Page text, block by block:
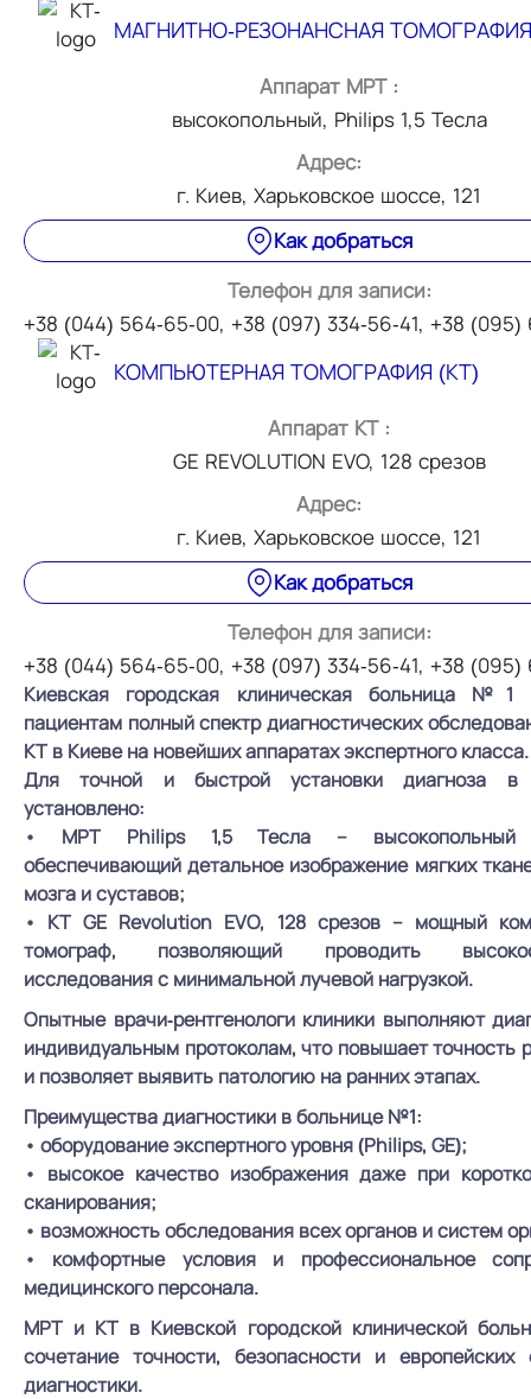
МАГНИТНО-РЕЗОНАНСНАЯ ТОМОГРАФИЯ
Аппарат МРТ :
высокопольный, Philips 1,5 Тесла
Адрес:
г. Киев, Харьковское шоссе, 121
Как добраться
Телефон для записи:
+38 (044) 564-65-00, +38 (097) 334-56-41, +38
КОМПЬЮТЕРНАЯ ТОМОГРАФИЯ (КТ)
Аппарат КТ :
GE REVOLUTION EVO, 128 срезов
Адрес:
г. Киев, Харьковское шоссе, 121
Как добраться
Телефон для записи:
+38 (044) 564-65-00, +38 (097) 334-56-41, +38
Киевская городская клиническая больница №1
пациентам полный спектр диагностических
КТ в Киеве на новейших аппаратах экспертного класса.
Для точной и быстрой установки диагноза в
установлено:
• МРТ Philips 1,5 Тесла – высокопольный
обеспечивающий детальное изображение мягких
мозга и суставов;
• КТ GE Revolution EVO, 128 срезов – мощный
томограф, позволяющий проводить
исследования с минимальной лучевой нагрузкой.
Опытные врачи-рентгенологи клиники выполняют
индивидуальным протоколам, что повышает точность
и позволяет выявить патологию на ранних этапах.
Преимущества диагностики в больнице №1:
• оборудование экспертного уровня (Philips, GE);
• высокое качество изображения даже при
сканирования;
• возможность обследования всех органов и систем
• комфортные условия и профессиональное
медицинского персонала.
МРТ и КТ в Киевской городской клинической
сочетание точности, безопасности и европейских
диагностики.